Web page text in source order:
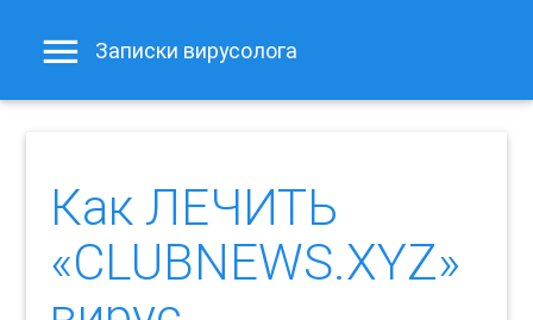
Записки вирусолога
Как ЛЕЧИТЬ
«CLUBNEWS.XYZ»